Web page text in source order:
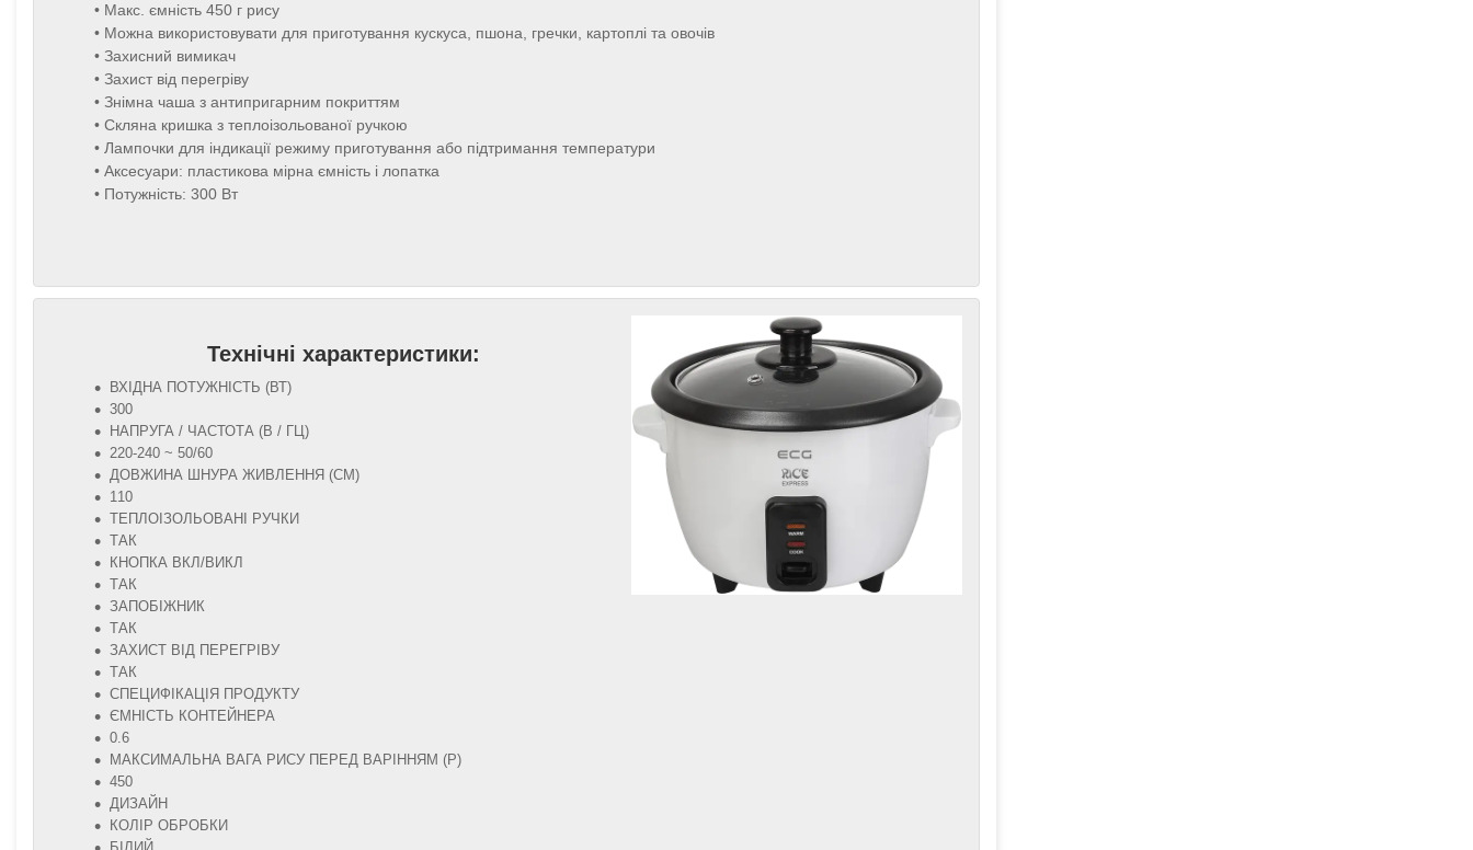
• Макс. ємність 450 г рису
• Можна використовувати для приготування кускуса, пшона, гречки, картоплі та овочів
• Захисний вимикач
• Захист від перегріву
• Знімна чаша з антипригарним покриттям
• Скляна кришка з теплоізольованої ручкою
• Лампочки для індикації режиму приготування або підтримання температури
• Аксесуари: пластикова мірна ємність і лопатка
• Потужність: 300 Вт
Технічні характеристики:
ВХІДНА ПОТУЖНІСТЬ (ВТ)
300
НАПРУГА / ЧАСТОТА (В / ГЦ)
220-240 ~ 50/60
ДОВЖИНА ШНУРА ЖИВЛЕННЯ (СМ)
110
ТЕПЛОІЗОЛЬОВАНІ РУЧКИ
ТАК
КНОПКА ВКЛ/ВИКЛ
ТАК
ЗАПОБІЖНИК
ТАК
ЗАХИСТ ВІД ПЕРЕГРІВУ
ТАК
СПЕЦИФІКАЦІЯ ПРОДУКТУ
ЄМНІСТЬ КОНТЕЙНЕРА
0.6
МАКСИМАЛЬНА ВАГА РИСУ ПЕРЕД ВАРІННЯМ (Р)
450
ДИЗАЙН
КОЛІР ОБРОБКИ